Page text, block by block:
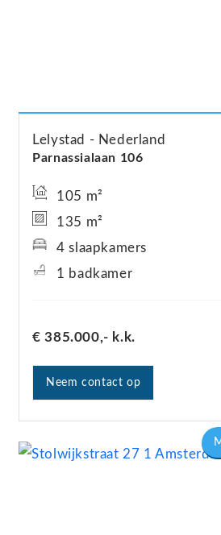
Parnassialaan 106
Lelystad Nederland
€ 385.000,- k.k.
105 m²
135 m²
4 slaapkamers
1 badkamer
Neem contact op